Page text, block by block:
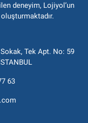
deneyim, Lojiyol’un
oluşturmaktadır.
Tek Apt. No: 59
63